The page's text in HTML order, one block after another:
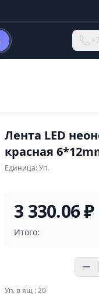
Лента LED
красная
Единица: Уп.
3 330.06 ₽
Итого:
Уп. в ящ : 20